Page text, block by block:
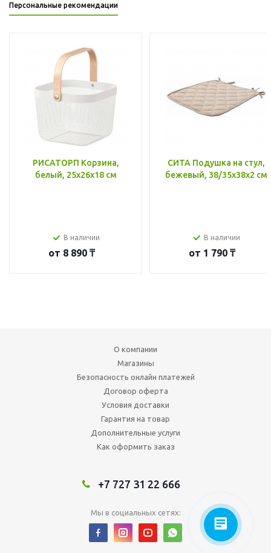
Персональные рекомендации
РИСАТОРП Корзина,
белый, 25x26x18 см
В наличии
от 8 890 ₸
СИТА Подушка на стул,
бежевый, 38/35x38x2 см
В наличии
от 1 790 ₸
О компании
Магазины
Безопасность онлайн платежей
Договор оферта
Условия доставки
Гарантия на товар
Дополнительные услуги
Как оформить заказ
+7 727 31 22 666
Мы в социальных сетях: